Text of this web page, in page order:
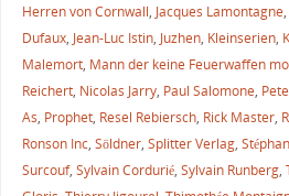
Herren von Cornwall, Jacques Lamontagne,
Dufaux, Jean-Luc Istin, Juzhen, Kleinserien,
Malemort, Mann der keine Feuerwaffen
Reichert, Nicolas Jarry, Paul Salomone,
As, Prophet, Resel Rebiersch, Rick Master,
Ronson Inc, Söldner, Splitter Verlag,
Surcouf, Sylvain Cordurié, Sylvain Runberg,